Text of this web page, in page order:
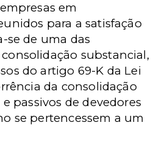
em
para a satisfação
se de uma das
substancial,
do artigo 69-K da Lei
da consolidação
passivos de devedores
se pertencessem a um